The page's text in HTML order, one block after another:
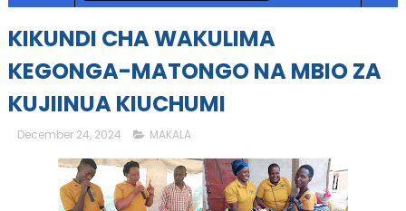
KIKUNDI CHA WAKULIMA
KEGONGA-MATONGO NA MBIO ZA
KUJIINUA KIUCHUMI
December 24, 2024 MAKALA